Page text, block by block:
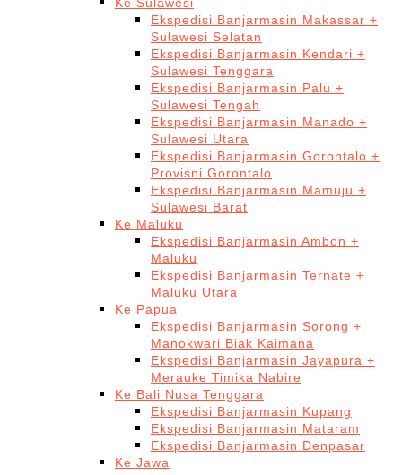
Ekspedisi Banjarmasin Makassar +
Sulawesi Selatan
Ekspedisi Banjarmasin Kendari +
Sulawesi Tenggara
Ekspedisi Banjarmasin Palu +
Sulawesi Tengah
Ekspedisi Banjarmasin Manado +
Sulawesi Utara
Ekspedisi Banjarmasin Gorontalo +
Provisni Gorontalo
Ekspedisi Banjarmasin Mamuju +
Sulawesi Barat
Ke Maluku
Ekspedisi Banjarmasin Ambon +
Maluku
Ekspedisi Banjarmasin Ternate +
Maluku Utara
Ke Papua
Ekspedisi Banjarmasin Sorong +
Manokwari Biak Kaimana
Ekspedisi Banjarmasin Jayapura +
Merauke Timika Nabire
Ke Bali Nusa Tenggara
Ekspedisi Banjarmasin Kupang
Ekspedisi Banjarmasin Mataram
Ekspedisi Banjarmasin Denpasar
Ke Jawa